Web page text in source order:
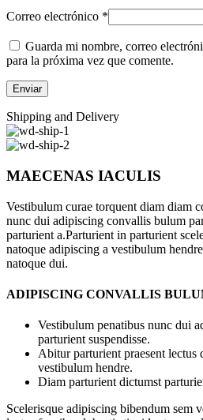
Correo electrónico *
Guarda mi nombre, correo
para la próxima vez que comente.
Shipping and Delivery
MAECENAS IACULIS
Vestibulum curae torquent diam diam
nunc dui adipiscing convallis bulum
parturient a.Parturient in parturient
natoque adipiscing a vestibulum
natoque dui.
ADIPISCING CONVALLIS
Vestibulum penatibus nunc dui
parturient suspendisse.
Abitur parturient praesent lectus
vestibulum hendre.
Diam parturient dictumst
Scelerisque adipiscing bibendum sem